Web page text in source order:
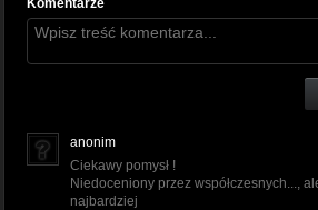
Komentarze
anonim
Ciekawy pomysł !
Niedoceniony przez współczesnych...,
najbardziej